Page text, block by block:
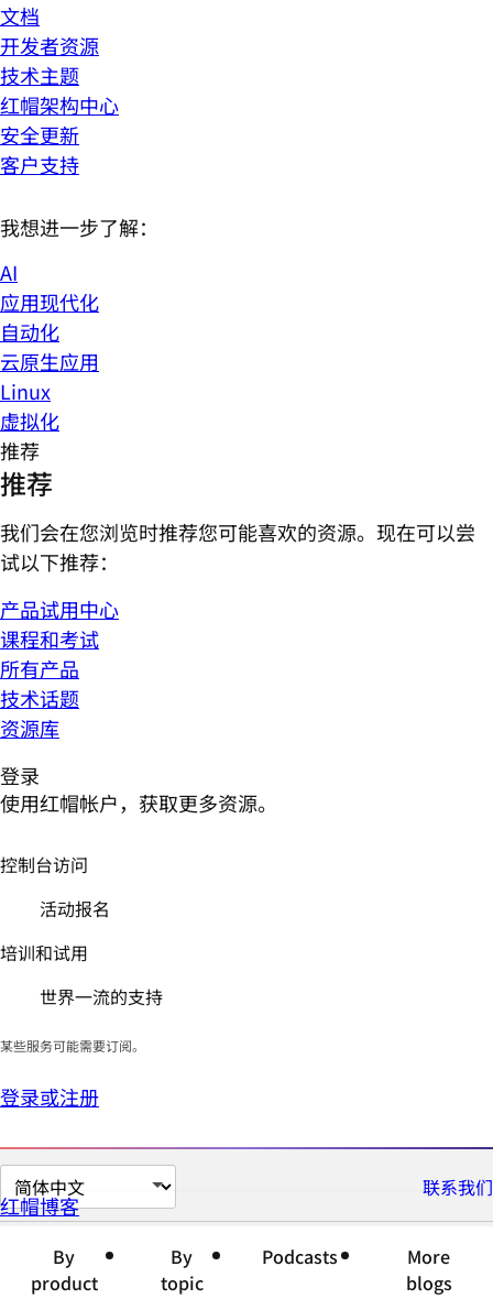
文档
开发者资源
技术主题
红帽架构中心
安全更新
客户支持
我想进一步了解：
AI
应用现代化
自动化
云原生应用
Linux
虚拟化
推荐
推荐
我们会在您浏览时推荐您可能喜欢的资源。现在可以尝
试以下推荐：
产品试用中心
课程和考试
所有产品
技术话题
资源库
登录
使用红帽帐户，获取更多资源。
控制台访问
活动报名
培训和试用
世界一流的支持
某些服务可能需要订阅。
登录或注册
切
换
联系我们
红帽博客
By
product
By
topic
Podcasts
More
blogs